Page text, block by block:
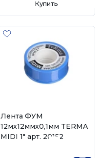
Купить
Лента ФУМ
12мх12ммх0,1мм TERMA
MIDI 1" арт. 20152